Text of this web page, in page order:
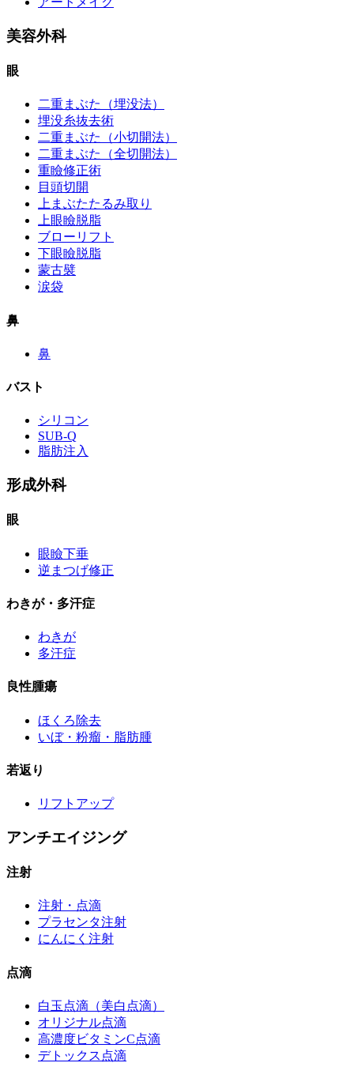
美容外科
眼
二重まぶた（埋没法）
埋没糸抜去術
二重まぶた（小切開法）
二重まぶた（全切開法）
重瞼修正術
目頭切開
上まぶたたるみ取り
上眼瞼脱脂
ブローリフト
下眼瞼脱脂
蒙古襞
涙袋
鼻
鼻
バスト
シリコン
SUB-Q
脂肪注入
形成外科
眼
眼瞼下垂
逆まつげ修正
わきが・多汗症
わきが
多汗症
良性腫瘍
ほくろ除去
いぼ・粉瘤・脂肪腫
若返り
リフトアップ
アンチエイジング
注射
注射・点滴
プラセンタ注射
にんにく注射
点滴
白玉点滴（美白点滴）
オリジナル点滴
高濃度ビタミンC点滴
デトックス点滴